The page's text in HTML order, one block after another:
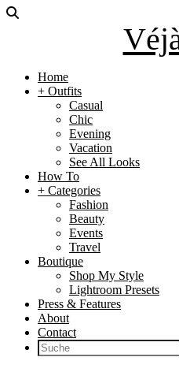
Home
+ Outfits
Casual
Chic
Evening
Vacation
See All Looks
How To
+ Categories
Fashion
Beauty
Events
Travel
Boutique
Shop My Style
Lightroom Presets
Press & Features
About
Contact